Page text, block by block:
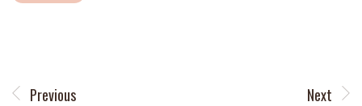
Previous Next